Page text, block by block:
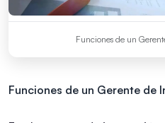
Funciones de un
Funciones de un Gerente de